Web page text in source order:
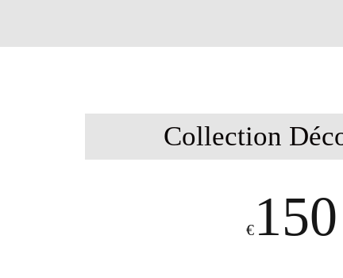
Collection
€150